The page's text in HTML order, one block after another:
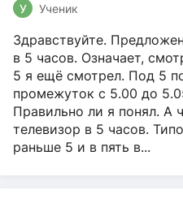
У Ученик
Здравствуйте.
в 5 часов. Означает,
5 я ещё смотрел. Под 5
промежуток с 5.00 до
Правильно ли я понял. А
телевизор в 5 часов.
раньше 5 и в пять в...